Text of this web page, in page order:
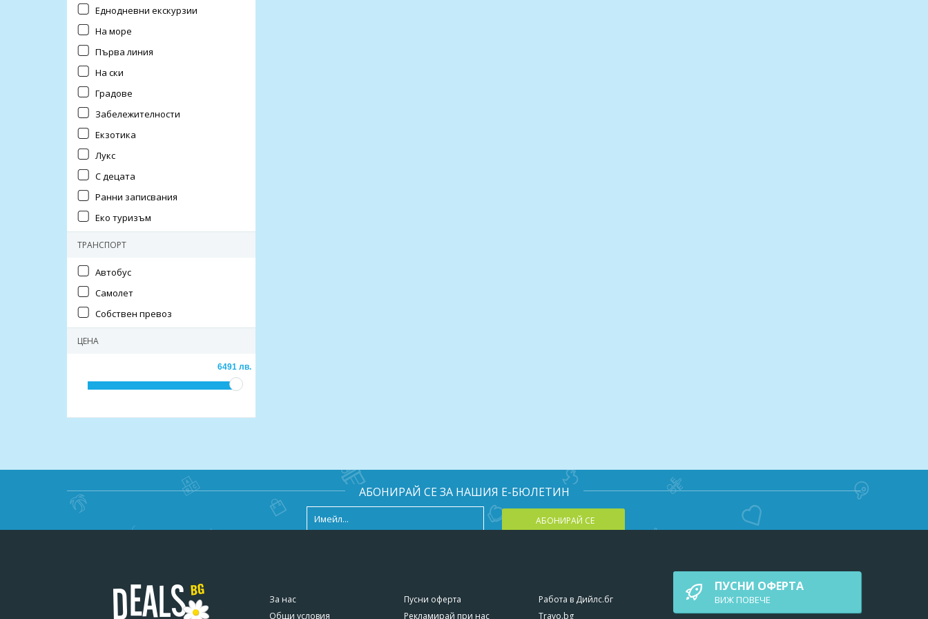
Еднодневни екскурзии
На море
Първа линия
На ски
Градове
Забележителности
Екзотика
Лукс
С децата
Ранни записвания
Еко туризъм
ТРАНСПОРТ
Автобус
Самолет
Собствен превоз
ЦЕНА
6491 лв.
АБОНИРАЙ СЕ ЗА НАШИЯ Е-БЮЛЕТИН
АБОНИРАЙ СЕ
За нас
Общи условия
Пусни оферта
Рекламирай при нас
Работа в Дийлс.бг
Travo.bg
ПУСНИ ОФЕРТА
ВИЖ ПОВEЧЕ